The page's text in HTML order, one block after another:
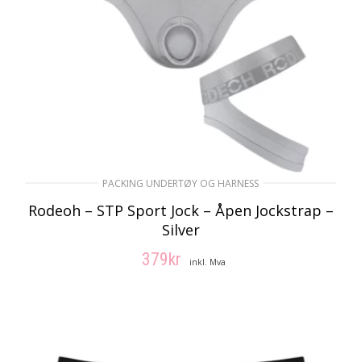
PACKING UNDERTØY OG HARNESS
Rodeoh – STP Sport Jock – Åpen Jockstrap –
Silver
379kr inkl. Mva